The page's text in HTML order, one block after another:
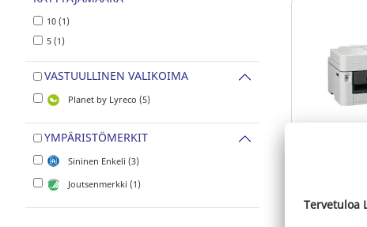
10 (1)
5 (1)
VASTUULLINEN VALIKOIMA
Planet by Lyreco (5)
YMPÄRISTÖMERKIT
Sininen Enkeli (3)
Joutsenmerkki (1)